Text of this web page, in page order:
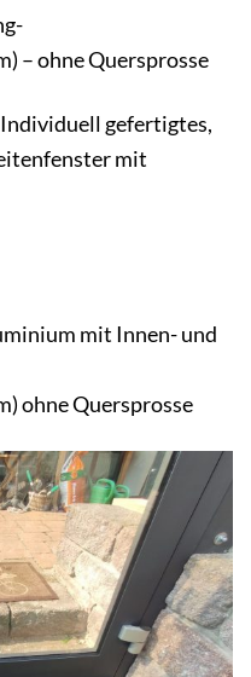
– ohne Quersprosse
gefertigtes,
mit
mit Innen- und
ohne Quersprosse